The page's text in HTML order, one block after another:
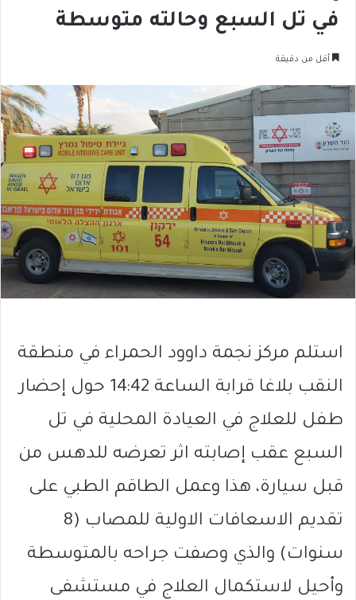
في تل السبع وحالته متوسطة
أقل من دقيقة
استلم مركز نجمة داوود الحمراء في منطقة
النقب بلاغا قرابة الساعة 14:42 حول إحضار
طفل للعلاج في العيادة المحلية في تل
السبع عقب إصابته اثر تعرضه للدهس من
قبل سيارة، هذا وعمل الطاقم الطبي على
تقديم الاسعافات الاولية للمصاب (8
سنوات) والذي وصفت جراحه بالمتوسطة
وأحيل لاستكمال العلاج في مستشفى